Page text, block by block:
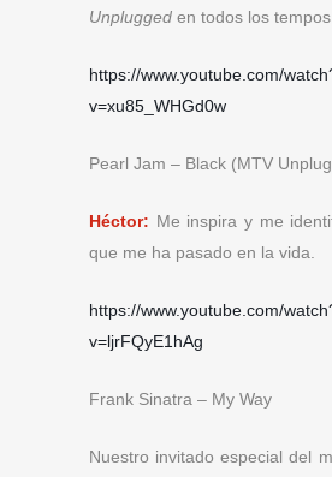
Unplugged en todos los tempos.
https://www.youtube.com/
v=xu85_WHGd0w
Pearl Jam – Black (MTV
Héctor: Me inspira y me
que me ha pasado en la vida.
https://www.youtube.com/
v=ljrFQyE1hAg
Frank Sinatra – My Way
Nuestro invitado especial del